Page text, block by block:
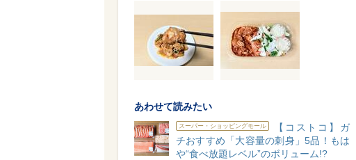
あわせて読みたい
スーパー・ショッピングモール
【コストコ】ガ
チおすすめ「大容量の刺身」5品！もは
や“食べ放題レベル”のボリューム!?